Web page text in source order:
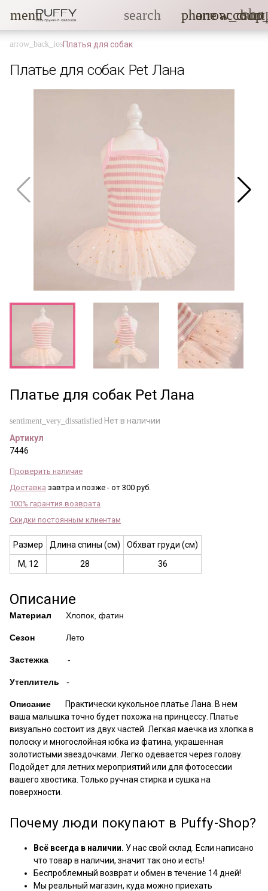
menu search phone
Платья для собак
Платье для собак Pet Лана
Платье для собак Pet Лана
sentiment_very_dissatisfied Нет в наличии
Артикул
7446
Проверить наличие
Доставка завтра и позже - от 300 руб.
100% гарантия возврата
Скидки постоянным клиентам
Размер Длина спины (см)
Обхват груди (см)
M, 12
28 36
Описание
Материал Хлопок, фатин
Сезон Лето
Застежка -
Утеплитель -
Описание
Практически кукольное платье Лана. В нем
ваша малышка точно будет похожа на принцессу. Платье
визуально состоит из двух частей. Легкая маечка из хлопка в
полоску и многослойная юбка из фатина, украшенная
золотистыми звездочками. Легко одевается через голову.
Подойдет для летних мероприятий или для фотосессии
вашего хвостика. Только ручная стирка и сушка на
поверхности.
Почему люди покупают в Puffy-Shop?
Всё всегда в наличии. У нас свой склад. Если написано
что товар в наличии, значит так оно и есть!
Беспроблемный возврат и обмен в течение 14 дней!
Мы реальный магазин, куда можно приехать